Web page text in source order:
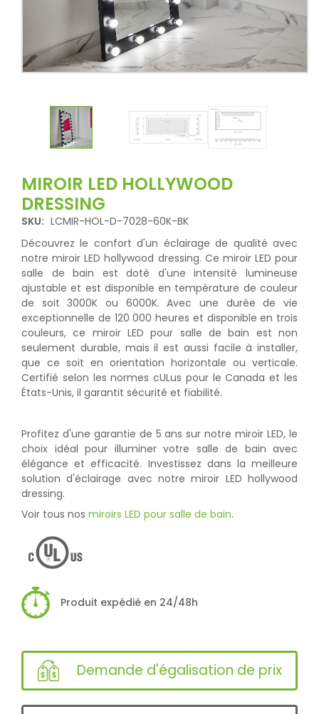
MIROIR LED HOLLYWOOD
DRESSING
SKU: LCMIR-HOL-D-7028-60K-BK
Découvrez le confort d'un éclairage de qualité avec
notre miroir LED hollywood dressing. Ce miroir LED pour
salle de bain est doté d'une intensité lumineuse
ajustable et est disponible en température de couleur
de soit 3000K ou 6000K. Avec une durée de vie
exceptionnelle de 120 000 heures et disponible en trois
couleurs, ce miroir LED pour salle de bain est non
seulement durable, mais il est aussi facile à installer,
que ce soit en orientation horizontale ou verticale.
Certifié selon les normes cULus pour le Canada et les
États-Unis, il garantit sécurité et fiabilité.
Profitez d'une garantie de 5 ans sur notre miroir LED, le
choix idéal pour illuminer votre salle de bain avec
élégance et efficacité. Investissez dans la meilleure
solution d'éclairage avec notre miroir LED hollywood
dressing.
Voir tous nos miroirs LED pour salle de bain.
Produit expédié en 24/48h
Demande d'égalisation de prix